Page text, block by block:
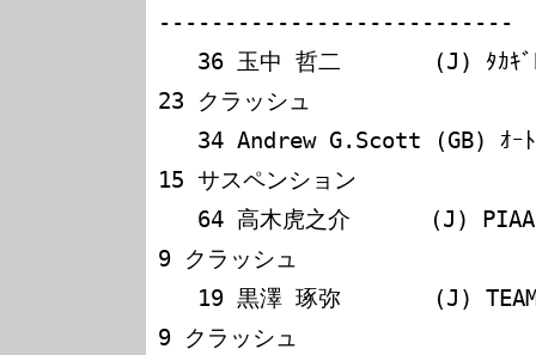
---------------------------
23 クラッシュ
15 サスペンション
9 クラッシュ
9 クラッシュ